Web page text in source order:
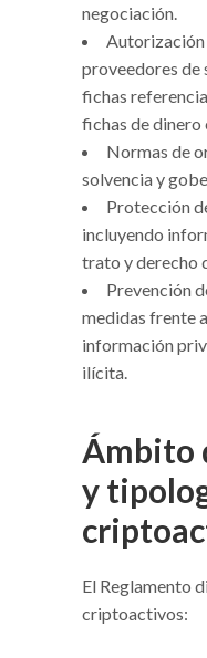
negociación.
Autorización
proveedores de
fichas
fichas de
Normas de
solvencia y
Protección
incluyendo
trato y derecho
Prevención
medidas frente
información
ilícita.
Ámbito
y
El Reglamento
criptoactivos: